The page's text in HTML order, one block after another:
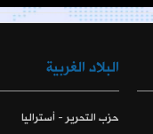
البلاد الغربية
حزب التحرير - أستراليا